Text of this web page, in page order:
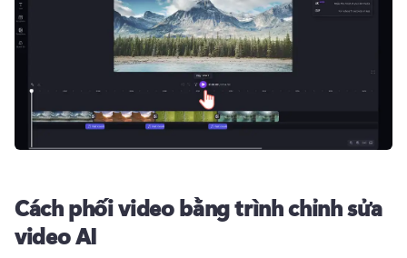
Cách phối video bằng trình chỉnh sửa
video AI